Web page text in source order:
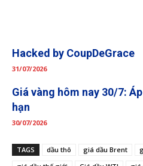
Hacked by CoupDeGrace
31/07/2026
Giá vàng hôm nay 30/7:
hạn
30/07/2026
TAGS dầu thô giá dầu Brent